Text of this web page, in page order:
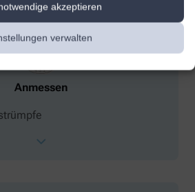
akzeptieren
verwalten
Anmessen